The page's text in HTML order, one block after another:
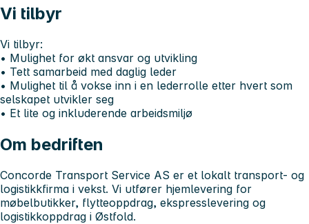
Vi tilbyr
Vi tilbyr:
• Mulighet for økt ansvar og utvikling
• Tett samarbeid med daglig leder
• Mulighet til å vokse inn i en lederrolle etter hvert som
selskapet utvikler seg
• Et lite og inkluderende arbeidsmiljø
Om bedriften
Concorde Transport Service AS er et lokalt transport- og
logistikkfirma i vekst. Vi utfører hjemlevering for
møbelbutikker, flytteoppdrag, ekspresslevering og
logistikkoppdrag i Østfold.